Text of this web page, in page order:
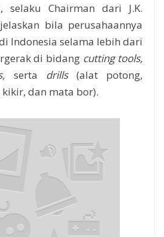
selaku Chairman dari J.K.
bila perusahaannya
Indonesia selama lebih dari
di bidang cutting tools,
serta drills (alat potong,
dan mata bor).